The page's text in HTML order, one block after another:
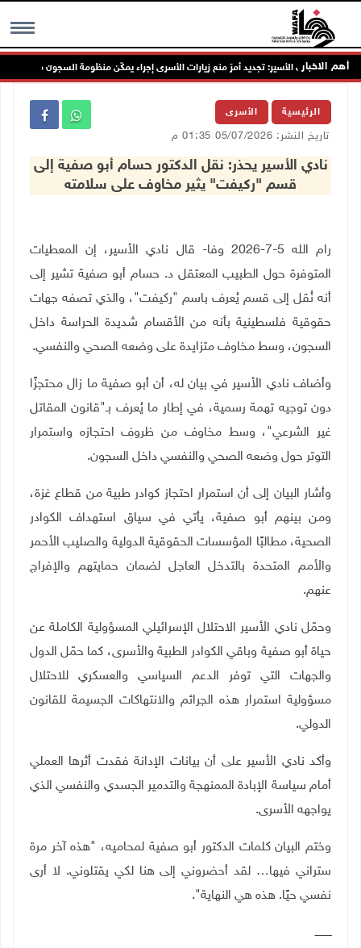
MENU أهم الاخبارنادي الأسير: تجديد أمرَ منع زيارات الأسرى إجراء يمكّن منظومة السجون من مواصلة
الرئيسية الأسرى
تاريخ النشر: 05/07/2026 01:35 م
نادي الأسير يحذر: نقل الدكتور حسام أبو صفية إلى
قسم "ركيفت" يثير مخاوف على سلامته
رام الله 5-7-2026 وفا- قال نادي الأسير، إن المعطيات
المتوفرة حول الطبيب المعتقل د. حسام أبو صفية تشير إلى
أنه نُقل إلى قسم يُعرف باسم "ركيفت"، والذي تصفه جهات
حقوقية فلسطينية بأنه من الأقسام شديدة الحراسة داخل
السجون، وسط مخاوف متزايدة على وضعه الصحي والنفسي.
وأضاف نادي الأسير في بيان له، أن أبو صفية ما زال محتجزًا
دون توجيه تهمة رسمية، في إطار ما يُعرف بـ"قانون المقاتل
غير الشرعي"، وسط مخاوف من ظروف احتجازه واستمرار
التوتر حول وضعه الصحي والنفسي داخل السجون.
وأشار البيان إلى أن استمرار احتجاز كوادر طبية من قطاع غزة،
ومن بينهم أبو صفية، يأتي في سياق استهداف الكوادر
الصحية، مطالبًا المؤسسات الحقوقية الدولية والصليب الأحمر
والأمم المتحدة بالتدخل العاجل لضمان حمايتهم والإفراج
عنهم.
وحمّل نادي الأسير الاحتلال الإسرائيلي المسؤولية الكاملة عن
حياة أبو صفية وباقي الكوادر الطبية والأسرى، كما حمّل الدول
والجهات التي توفر الدعم السياسي والعسكري للاحتلال
مسؤولية استمرار هذه الجرائم والانتهاكات الجسيمة للقانون
الدولي.
وأكد نادي الأسير على أن بيانات الإدانة فقدت أثرها العملي
أمام سياسة الإبادة الممنهجة والتدمير الجسدي والنفسي الذي
يواجهه الأسرى.
وختم البيان كلمات الدكتور أبو صفية لمحاميه، "هذه آخر مرة
ستراني فيها… لقد أحضروني إلى هنا لكي يقتلوني. لا أرى
نفسي حيًا. هذه هي النهاية".
ــــــــــ